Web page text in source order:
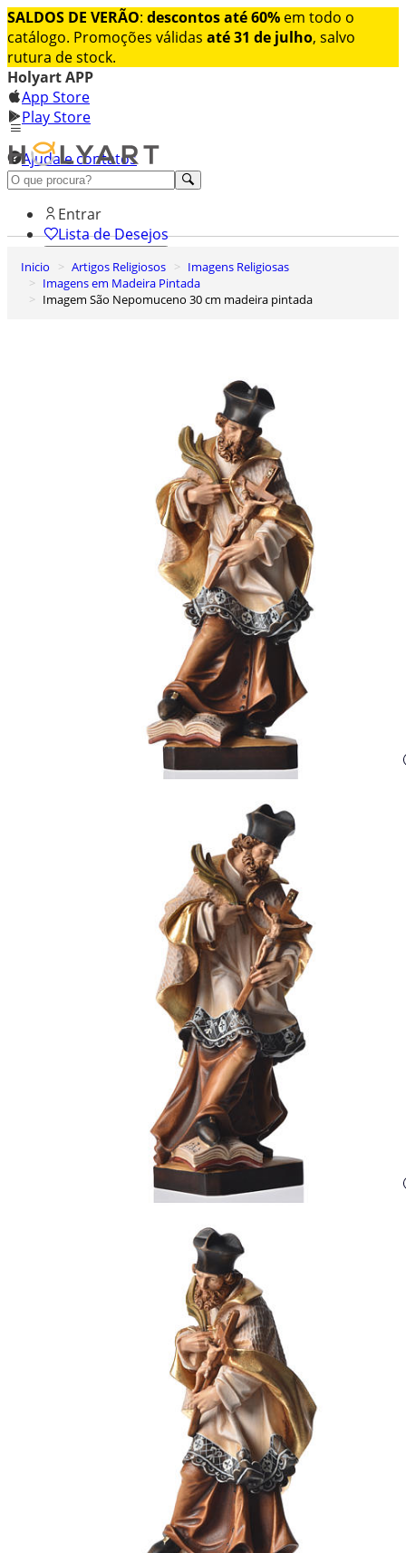
SALDOS DE VERÃO: descontos até 60% em todo o
catálogo. Promoções válidas até 31 de julho, salvo
rutura de stock.
Holyart APP
App Store
Play Store
Ajuda e contatos
Conheça premium
Entrar
Lista de Desejos
0
Carrinho de Compras
Inicio Artigos Religiosos
Imagens Religiosas
Imagens em Madeira Pintada
Imagem São Nepomuceno 30 cm madeira pintada